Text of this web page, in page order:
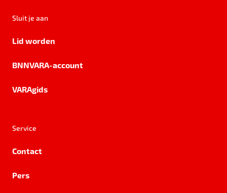
Sluit je aan
Lid worden
BNNVARA-account
VARAgids
Service
Contact
Pers